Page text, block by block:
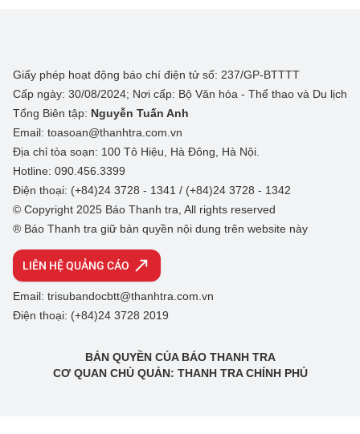
Giấy phép hoạt động báo chí điện tử số: 237/GP-BTTTT
Cấp ngày: 30/08/2024; Nơi cấp: Bộ Văn hóa - Thể thao và Du lịch
Tổng Biên tập: Nguyễn Tuấn Anh
Email: toasoan@thanhtra.com.vn
Địa chỉ tòa soạn: 100 Tô Hiệu, Hà Đông, Hà Nội.
Hotline: 090.456.3399
Điện thoại: (+84)24 3728 - 1341 / (+84)24 3728 - 1342
© Copyright 2025 Báo Thanh tra, All rights reserved
® Báo Thanh tra giữ bản quyền nội dung trên website này
LIÊN HỆ QUẢNG CÁO
Email: trisubandocbtt@thanhtra.com.vn
Điện thoại: (+84)24 3728 2019
BẢN QUYỀN CỦA BÁO THANH TRA
CƠ QUAN CHỦ QUẢN: THANH TRA CHÍNH PHỦ